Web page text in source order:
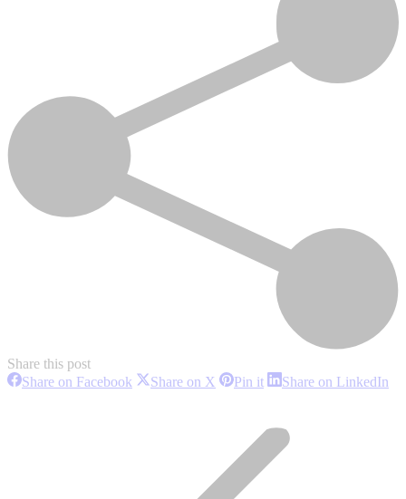
Share this post
Share on Facebook ShareShare on X SharePin itShareShare on LinkedIn